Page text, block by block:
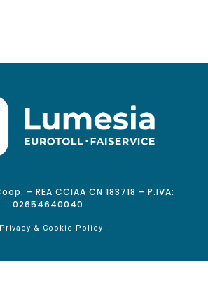
– REA CCIAA CN 183718 – P.IVA:
02654640040
Privacy & Cookie Policy